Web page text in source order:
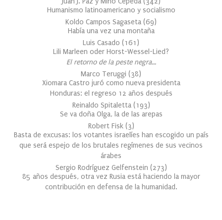
Humanismo latinoamericano y socialismo
Koldo Campos Sagaseta (69)
Había una vez una montaña
Luis Casado (161 )
Lili Marleen oder Horst-Wessel-Lied?
El retorno de la peste negra…
Marco Teruggi (38)
Xiomara Castro juró como nueva presidenta
Honduras: el regreso 12 años después
Reinaldo Spitaletta (193)
Se va doña Olga, la de las arepas
Robert Fisk (3)
Basta de excusas: los votantes israelíes han escogido un país
que será espejo de los brutales regímenes de sus vecinos
árabes
Sergio Rodríguez Gelfenstein (273)
85 años después, otra vez Rusia está haciendo la mayor
contribución en defensa de la humanidad.